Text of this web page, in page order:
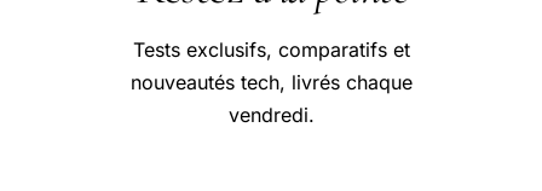
Tests exclusifs, comparatifs et
nouveautés tech, livrés chaque
vendredi.